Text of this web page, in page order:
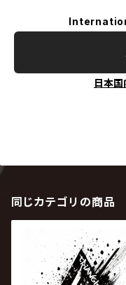
日本
同じカテゴリの商品